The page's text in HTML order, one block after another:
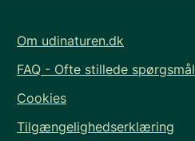
Om udinaturen.dk
FAQ - Ofte stillede spørgsmål
Cookies
Tilgængelighedserklæring